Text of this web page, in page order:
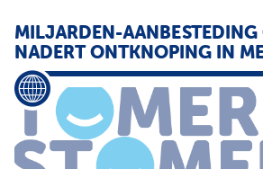
MILJARDEN-
NADERT ONTKNOPING IN